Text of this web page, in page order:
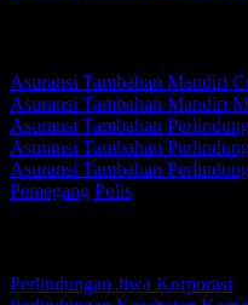
Asuransi Tambahan Mandiri
Asuransi Tambahan Mandiri
Asuransi Tambahan
Asuransi Tambahan
Asuransi Tambahan
Pemegang Polis
Perlindungan Jiwa Korporasi